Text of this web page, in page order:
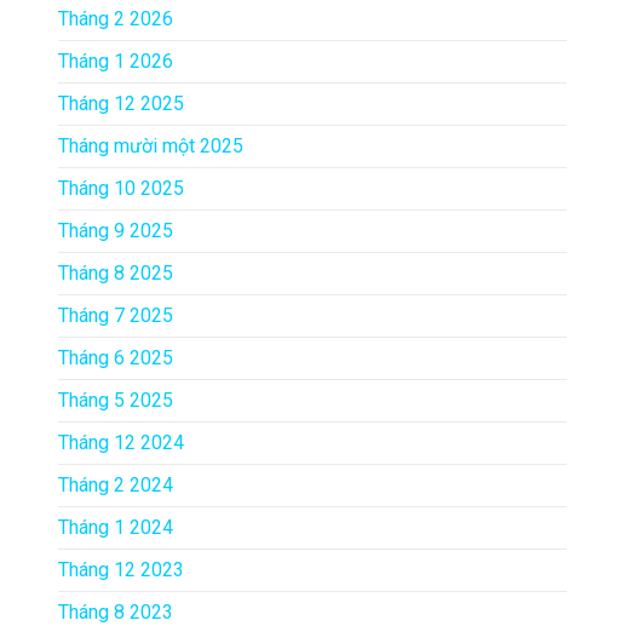
Tháng 2 2026
Tháng 1 2026
Tháng 12 2025
Tháng mười một 2025
Tháng 10 2025
Tháng 9 2025
Tháng 8 2025
Tháng 7 2025
Tháng 6 2025
Tháng 5 2025
Tháng 12 2024
Tháng 2 2024
Tháng 1 2024
Tháng 12 2023
Tháng 8 2023